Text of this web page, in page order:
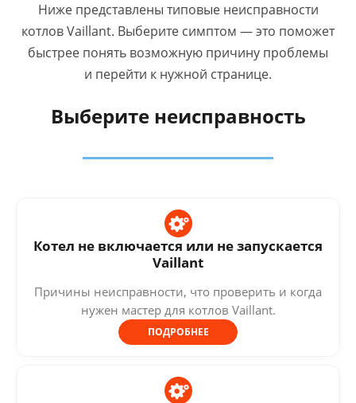
Ниже представлены типовые неисправности
котлов Vaillant. Выберите симптом — это поможет
быстрее понять возможную причину проблемы
и перейти к нужной странице.
Выберите неисправность
Котел не включается или не запускается
Vaillant
Причины неисправности, что проверить и когда
нужен мастер для котлов Vaillant.
ПОДРОБНЕЕ